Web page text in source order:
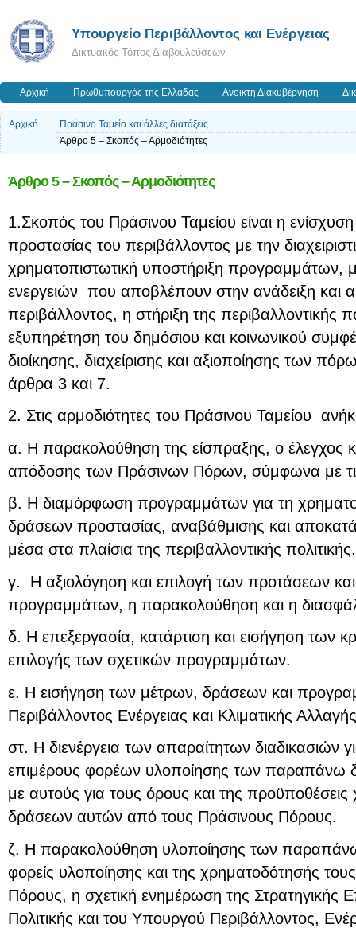
Yπουργείο Περιβάλλοντος και Ενέργειας
Δικτυακός Τόπος Διαβουλεύσεων
Αρχική Πρωθυπουργός της Ελλάδας Ανοικτή Διακυβέρνηση
Αρχική
Πράσινο Ταμείο και άλλες διατάξεις
Άρθρο 5 – Σκοπός – Αρμοδιότητες
Άρθρο 5 – Σκοπός – Αρμοδιότητες
1.Σκοπός του Πράσινου Ταμείου είναι η
προστασίας του περιβάλλοντος με την
χρηματοπιστωτική υποστήριξη προγραμμάτων,
ενεργειών που αποβλέπουν στην ανάδειξη και
περιβάλλοντος, η στήριξη της περιβαλλοντικής
εξυπηρέτηση του δημόσιου και κοινωνικού
διοίκησης, διαχείρισης και αξιοποίησης των
άρθρα 3 και 7.
2. Στις αρμοδιότητες του Πράσινου Ταμείου
α. Η παρακολούθηση της είσπραξης, ο έλεγχος
απόδοσης των Πράσινων Πόρων, σύμφωνα με τις
β. Η διαμόρφωση προγραμμάτων για τη
δράσεων προστασίας, αναβάθμισης και
μέσα στα πλαίσια της περιβαλλοντικής πολιτικής.
γ. Η αξιολόγηση και επιλογή των προτάσεων
προγραμμάτων, η παρακολούθηση και η
δ. Η επεξεργασία, κατάρτιση και εισήγηση των
επιλογής των σχετικών προγραμμάτων.
ε. Η εισήγηση των μέτρων, δράσεων και
Περιβάλλοντος Ενέργειας και Κλιματικής Αλλαγής
στ. Η διενέργεια των απαραίτητων διαδικασιών
επιμέρους φορέων υλοποίησης των παραπάνω
με αυτούς για τους όρους και της
δράσεων αυτών από τους Πράσινους Πόρους.
ζ. Η παρακολούθηση υλοποίησης των
φορείς υλοποίησης και της χρηματοδότησής
Πόρους, η σχετική ενημέρωση της Στρατηγικής
Πολιτικής και του Υπουργού Περιβάλλοντος,